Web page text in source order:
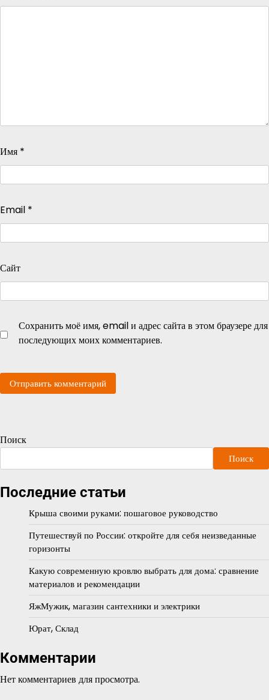
Имя *
Email *
Сайт
Сохранить моё имя, email и адрес сайта в этом браузере для
последующих моих комментариев.
Поиск
Поиск
Последние статьи
Крыша своими руками: пошаговое руководство
Путешествуй по России: откройте для себя неизведанные
горизонты
Какую современную кровлю выбрать для дома: сравнение
материалов и рекомендации
ЯжМужик, магазин сантехники и электрики
Юрат, Склад
Комментарии
Нет комментариев для просмотра.